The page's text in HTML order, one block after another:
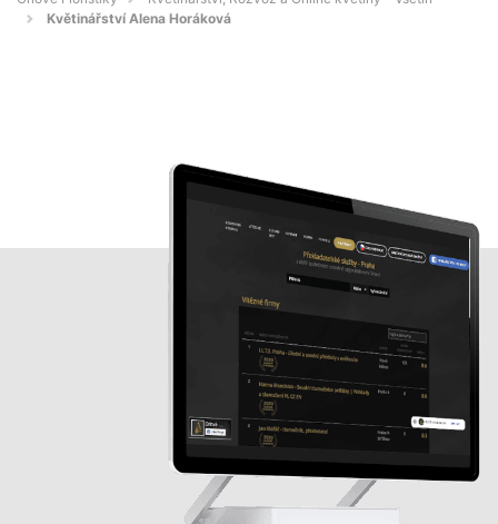
Květinářství Alena Horáková